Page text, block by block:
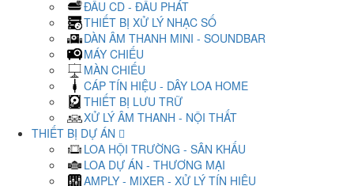
ĐẦU CD - ĐẦU PHÁT
THIẾT BỊ XỬ LÝ NHẠC SỐ
DÀN ÂM THANH MINI - SOUNDBAR
MÁY CHIẾU
MÀN CHIẾU
CÁP TÍN HIỆU - DÂY LOA HOME
THIẾT BỊ LƯU TRỮ
XỬ LÝ ÂM THANH - NỘI THẤT
THIẾT BỊ DỰ ÁN
LOA HỘI TRƯỜNG - SÂN KHẤU
LOA DỰ ÁN - THƯƠNG MẠI
AMPLY - MIXER - XỬ LÝ TÍN HIỆU